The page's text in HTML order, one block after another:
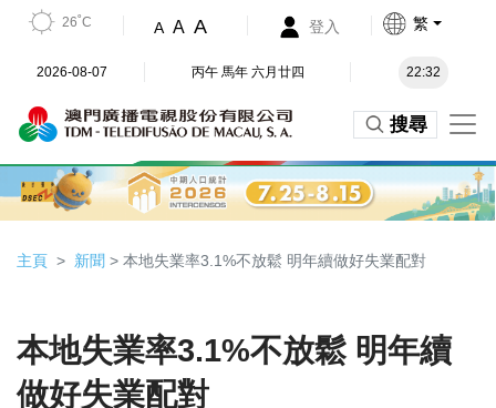
26˚C A A A 登入 繁
2026-08-07 丙午 馬年 六月廿四 22:32
搜尋
主頁 新聞 > 本地失業率3.1%不放鬆 明年續做好失業配對
本地失業率3.1%不放鬆 明年續
做好失業配對